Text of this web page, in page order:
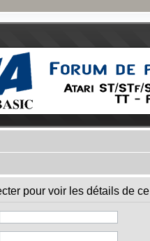
pour voir les détails de